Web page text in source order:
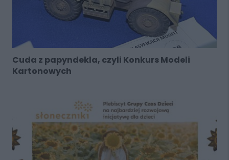
Cuda z papyndekla, czyli Konkurs Modeli
Kartonowych